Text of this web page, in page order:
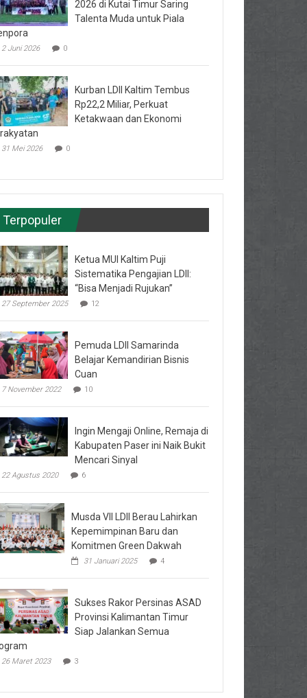
2026 di Kutai Timur Saring
Talenta Muda untuk Piala
2 Juni 2026 0
Kurban LDII Kaltim Tembus
Rp22,2 Miliar, Perkuat
Ketakwaan dan Ekonomi
31 Mei 2026 0
Terpopuler
Ketua MUI Kaltim Puji
Sistematika Pengajian LDII:
“Bisa Menjadi Rujukan”
27 September 2025 12
Pemuda LDII Samarinda
Belajar Kemandirian Bisnis
Cuan
7 November 2022 10
Ingin Mengaji Online, Remaja di
Kabupaten Paser ini Naik Bukit
Mencari Sinyal
22 Agustus 2020 6
Musda VII LDII Berau Lahirkan
Kepemimpinan Baru dan
Komitmen Green Dakwah
31 Januari 2025 4
Sukses Rakor Persinas ASAD
Provinsi Kalimantan Timur
Siap Jalankan Semua
26 Maret 2023 3